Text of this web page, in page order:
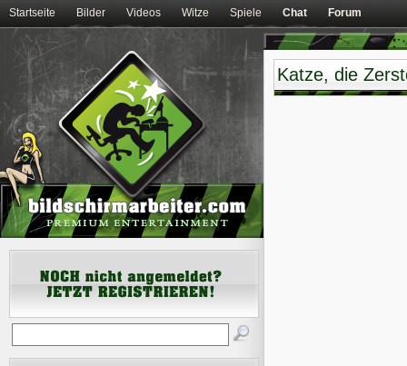
Startseite Bilder Videos Witze Spiele Chat Forum
Katze, die